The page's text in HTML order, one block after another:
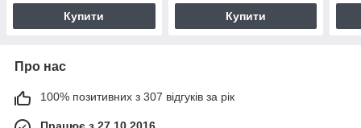
Купити Купити
Про нас
100% позитивних з 307 відгуків за рік
Працює з 27.10.2016